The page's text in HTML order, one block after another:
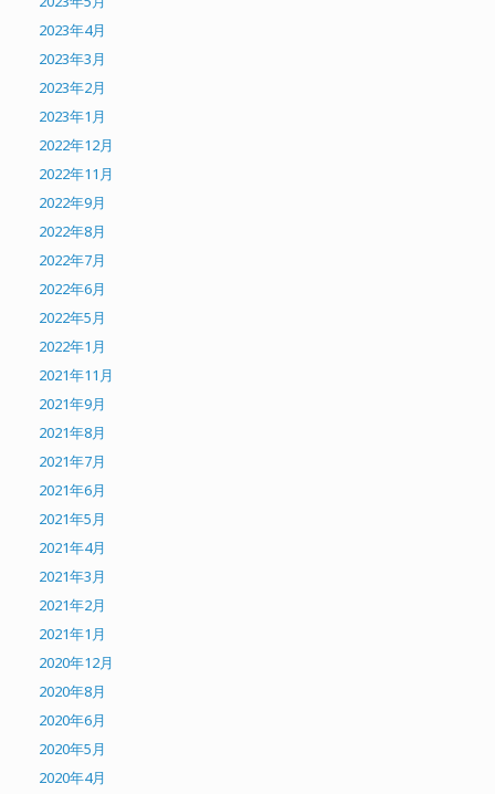
2023年4月
2023年3月
2023年2月
2023年1月
2022年12月
2022年11月
2022年9月
2022年8月
2022年7月
2022年6月
2022年5月
2022年1月
2021年11月
2021年9月
2021年8月
2021年7月
2021年6月
2021年5月
2021年4月
2021年3月
2021年2月
2021年1月
2020年12月
2020年8月
2020年6月
2020年5月
2020年4月